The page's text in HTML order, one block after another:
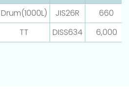
Drum(1000L) JIS26R
660
TT DISS634 6,000